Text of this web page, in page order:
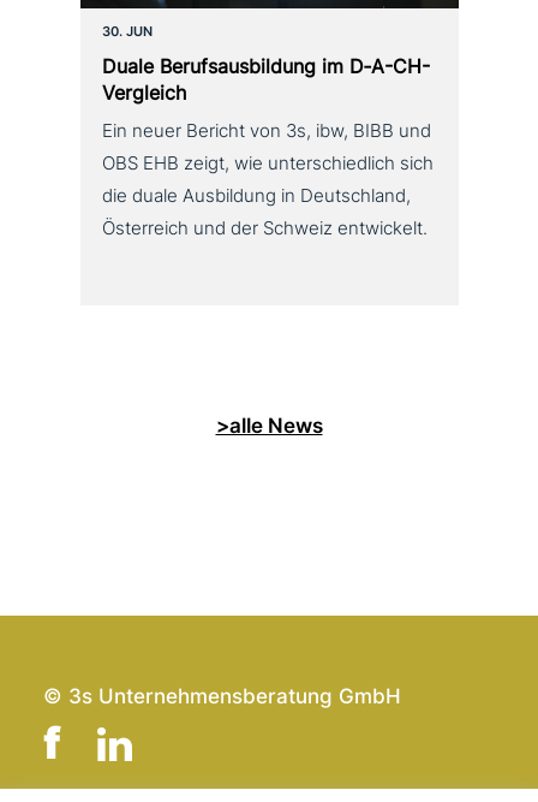
30. JUN
Duale Berufsausbildung im D‑A-CH-
Vergleich
Ein neuer Bericht von 3s, ibw, BIBB und
OBS EHB zeigt, wie unterschiedlich sich
die duale Ausbildung in Deutschland,
Österreich und der Schweiz entwickelt.
>alle News
© 3s Unternehmensberatung GmbH